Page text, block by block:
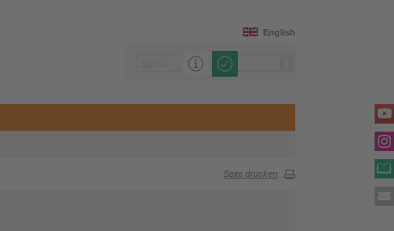
English
Seite drucken